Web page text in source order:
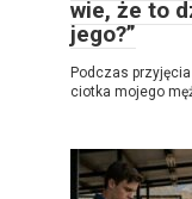
wie, że to
jego?”
Podczas
ciotka mojego